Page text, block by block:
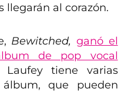
llegarán al corazón.
Bewitched, ganó el
de pop vocal
tiene varias
que pueden